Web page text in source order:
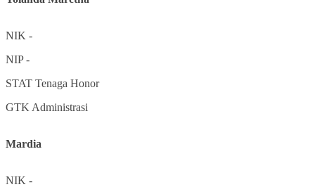
NIK -
NIP-
STAT Tenaga Honor
GTK Administrasi
Mardia
NIK -